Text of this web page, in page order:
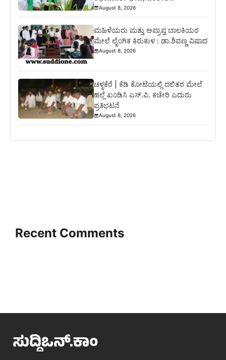
August 8, 2026
ಮಹಿಳೆಯರು ಮತ್ತು ಅಪ್ರಾಪ್ತ ಬಾಲಕಿಯರ
ಮೇಲೆ ಲೈಂಗಿಕ ಕಿರುಕುಳ : ಡಾ.ಶಿವಣ್ಣ ವಿಷಾದ
August 8, 2026
ಚಳ್ಳಕೆರೆ | ಕೆಡಿ ಕೋಟೆಯಲ್ಲಿ ದಲಿತರ ಮೇಲೆ
ಹಲ್ಲೆ ಖಂಡಿಸಿ ಎಸ್.ಪಿ. ಕಚೇರಿ ಎದುರು
ಪ್ರತಿಭಟನೆ
August 8, 2026
Recent Comments